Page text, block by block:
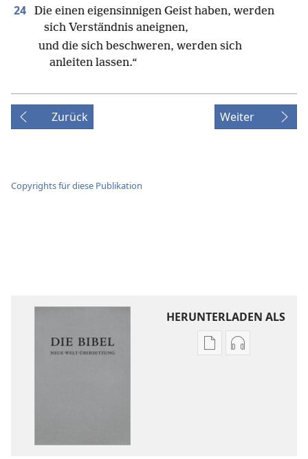
24
Die einen eigensinnigen Geist haben, werden
sich Verständnis aneignen,
und die sich beschweren, werden sich
anleiten lassen.“
Zurück Weiter
Copyrights für diese Publikation
HERUNTERLADEN ALS